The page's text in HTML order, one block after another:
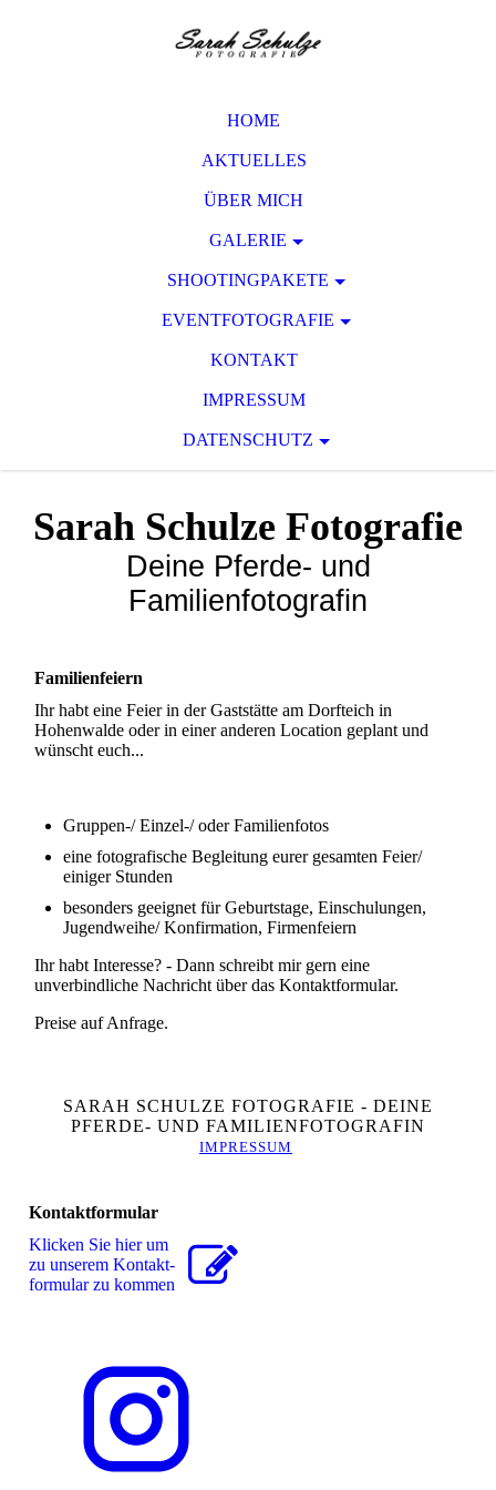
HOME
AKTUELLES
ÜBER MICH
GALERIE
SHOOTINGPAKETE
EVENTFOTOGRAFIE
KONTAKT
IMPRESSUM
DATENSCHUTZ
Sarah Schulze Fotografie
Deine Pferde- und
Familienfotografin
Familienfeiern
Ihr habt eine Feier in der Gaststätte am Dorfteich in
Hohenwalde oder in einer anderen Location geplant und
wünscht euch...
Gruppen-/ Einzel-/ oder Familienfotos
eine fotografische Begleitung eurer gesamten Feier/
einiger Stunden
besonders geeignet für Geburtstage, Einschulungen,
Jugendweihe/ Konfirmation, Firmenfeiern
Ihr habt Interesse? - Dann schreibt mir gern eine
unverbindliche Nachricht über das Kontaktformular.
Preise auf Anfrage.
SARAH SCHULZE FOTOGRAFIE - DEINE
PFERDE- UND FAMILIENFOTOGRAFIN
IMPRESSUM
Kontaktformular
Klicken Sie hier um
zu unserem Kon­takt­
for­mu­lar zu kommen